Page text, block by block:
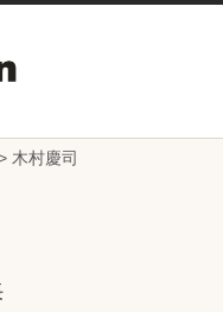
木村慶司